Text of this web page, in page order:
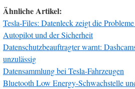
Ähnliche Artikel:
Tesla-Files: Datenleck zeigt die
Autopilot und der Sicherheit
Datenschutzbeauftragter warnt:
unzulässig
Datensammlung bei Tesla-Fahrzeugen
Bluetooth Low Energy-Schwachstelle